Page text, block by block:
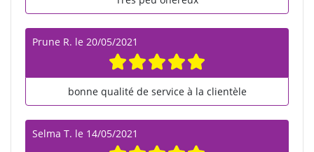
Prune R. le 20/05/2021
bonne qualité de service à la clientèle
Selma T. le 14/05/2021